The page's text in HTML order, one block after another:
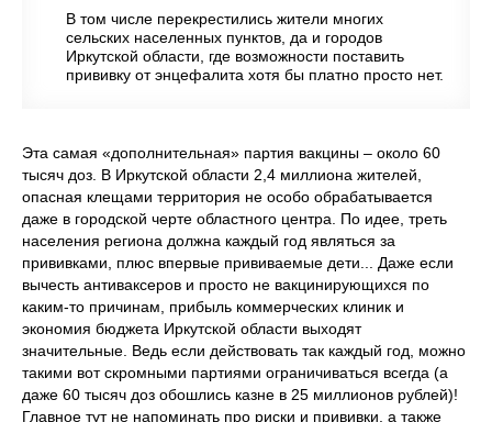
В том числе перекрестились жители многих
сельских населенных пунктов, да и городов
Иркутской области, где возможности поставить
прививку от энцефалита хотя бы платно просто нет.
Эта самая «дополнительная» партия вакцины – около 60
тысяч доз. В Иркутской области 2,4 миллиона жителей,
опасная клещами территория не особо обрабатывается
даже в городской черте областного центра. По идее, треть
населения региона должна каждый год являться за
прививками, плюс впервые прививаемые дети... Даже если
вычесть антиваксеров и просто не вакцинирующихся по
каким-то причинам, прибыль коммерческих клиник и
экономия бюджета Иркутской области выходят
значительные. Ведь если действовать так каждый год, можно
такими вот скромными партиями ограничиваться всегда (а
даже 60 тысяч доз обошлись казне в 25 миллионов рублей)!
Главное тут не напоминать про риски и прививки, а также